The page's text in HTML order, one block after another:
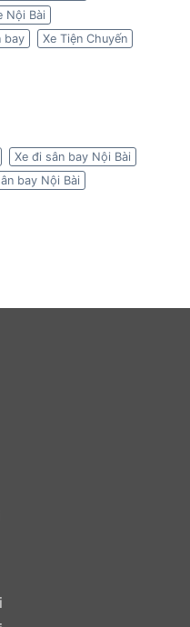
Nội Bài
bay
Xe Tiện Chuyến
Xe đi sân bay Nội Bài
bay Nội Bài